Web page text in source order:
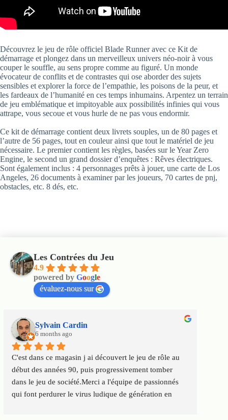
Découvrez le jeu de rôle officiel Blade Runner avec ce Kit de
démarrage et plongez dans un merveilleux univers néo-noir à vous
couper le souffle, au sens propre comme au figuré. Un monde
évocateur de conflits et de contrastes qui ose aborder des sujets
sensibles et explorer la force de l’empathie, les poisons de la peur, et
les fardeaux de l’humanité en ces temps inhumains. Arpentez un terrain
de jeu emblématique et impitoyable aux possibilités infinies qui vous
attrape, vous secoue et vous hurle de ne pas vous endormir.
Ce kit de démarrage contient deux livrets souples, un de 80 pages et
l’autre de 56 pages, tout en couleur ainsi que tout le matériel de jeu
nécessaire. Le premier contient les règles, basées sur le Year Zero
Engine, le second un grand dossier d’enquêtes : Rêves électriques.
Sont également inclus : 4 personnages prêts à jouer, une carte de Los
Angeles, 26 documents à examiner par les joueurs, 70 cartes de pnj,
obstacles, etc. 8 dés, etc.
Les Contrées du Jeu
4.9
powered by Google
évaluez-nous sur
de rôle au
tomber
passionnés
en
Un magasin où le choix est important
satisfaire tous les publics. Des vendeuses et
au top :accueil chaleureux et personnalisé,
Service client impeccable. Merci à toute